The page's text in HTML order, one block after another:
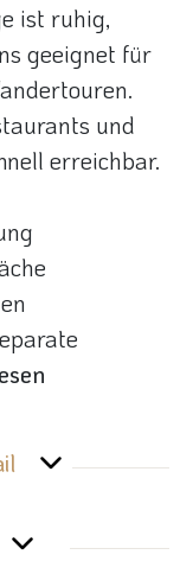
ist ruhig,
geeignet für
und
erreichbar.